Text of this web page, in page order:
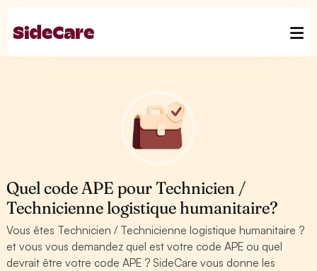
Quel code APE pour Technicien /
Technicienne logistique humanitaire?
Vous êtes Technicien / Technicienne logistique humanitaire ?
et vous vous demandez quel est votre code APE ou quel
devrait être votre code APE ? SideCare vous donne les